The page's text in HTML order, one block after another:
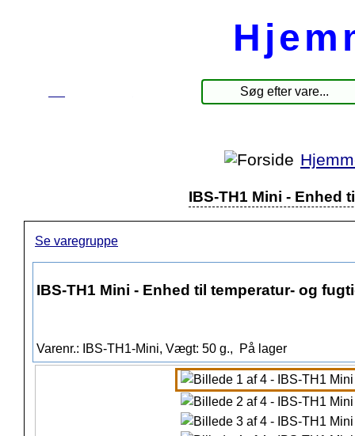
IBS-TH1 Mini - Enhed
Se varegruppe
IBS-TH1 Mini - Enhed til temperatur- og
Varenr.: IBS-TH1-Mini, Vægt: 50 g., På lager